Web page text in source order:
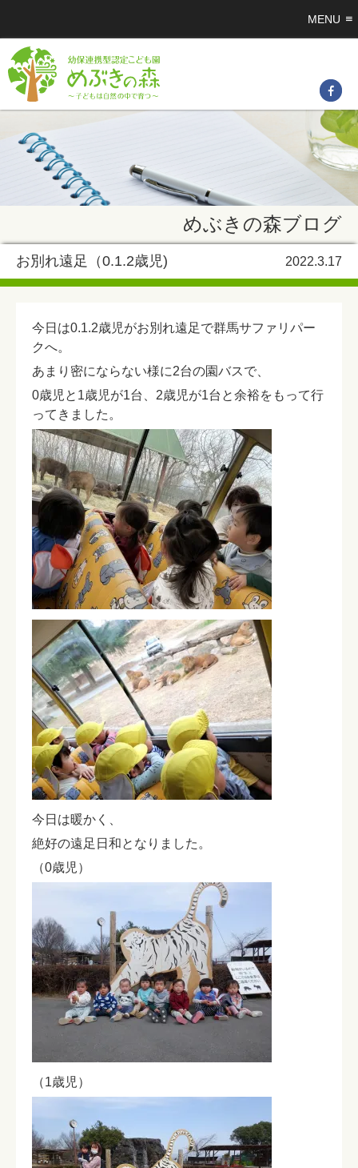
MENU
めぶきの森ブログ
お別れ遠足（0.1.2歳児) 2022.3.17
今日は0.1.2歳児がお別れ遠足で群馬サファリパー
クへ。
あまり密にならない様に2台の園バスで、
0歳児と1歳児が1台、2歳児が1台と余裕をもって行
ってきました。
今日は暖かく、
絶好の遠足日和となりました。
（0歳児）
（1歳児）